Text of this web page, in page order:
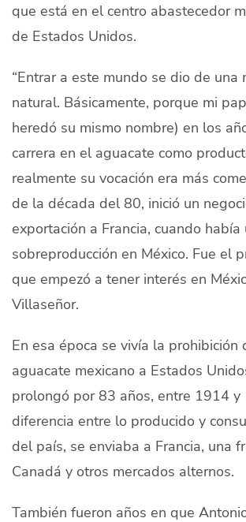
que está en el centro abastecedor
de Estados Unidos.
“Entrar a este mundo se dio de una
natural. Básicamente, porque mi
heredó su mismo nombre) en los
carrera en el aguacate como
realmente su vocación era más
de la década del 80, inició un
exportación a Francia, cuando había
sobreproducción en México. Fue el
que empezó a tener interés en
Villaseñor.
En esa época se vivía la prohibición
aguacate mexicano a Estados
prolongó por 83 años, entre 1914 y
diferencia entre lo producido y
del país, se enviaba a Francia, una
Canadá y otros mercados alternos.
También fueron años en que